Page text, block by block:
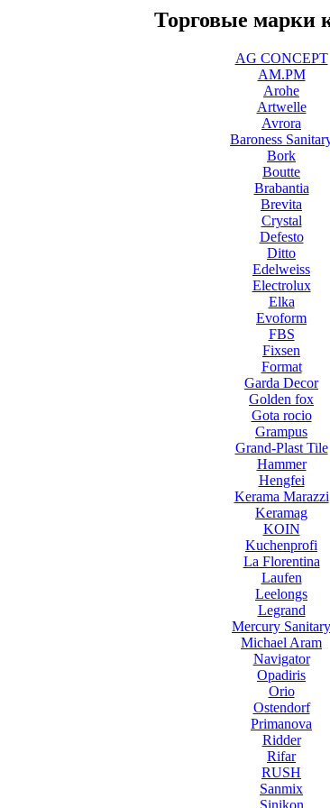
Торговые марки
AG CONCEPT
AM.PM
Arohe
Artwelle
Avrora
Baroness
Bork
Boutte
Brabantia
Brevita
Crystal
Defesto
Ditto
Edelweiss
Electrolux
Elka
Evoform
FBS
Fixsen
Format
Garda Decor
Golden fox
Gota rocio
Grampus
Grand-Plast Tile
Hammer
Hengfei
Kerama Marazzi
Keramag
KOIN
Kuchenprofi
La Florentina
Laufen
Leelongs
Legrand
Mercury Sanitary
Michael Aram
Navigator
Opadiris
Orio
Ostendorf
Primanova
Ridder
Rifar
RUSH
Sanmix